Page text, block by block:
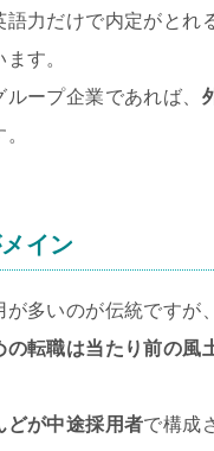
力だけで内定がとれ
ます。
ープ企業であれば、
イン
多いのが伝統ですが
転職は当たり前の風
どが中途採用者で構成